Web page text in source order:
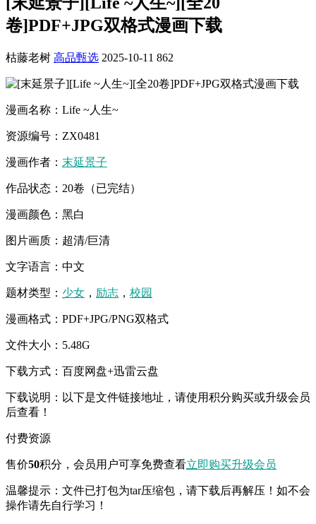
卷]PDF+JPG双格式漫画下载
枯藤老树 高品甄选 2025-10-11 862
漫画名称：Life ~人生~
资源编号：ZX0481
漫画作者： 末延景子
作品状态：20卷（已完结）
漫画颜色：黑白
图片画质：超清/巨清
文字语言：中文
题材类型： 少女 ， 励志 ， 校园
漫画格式：PDF+JPG/PNG双格式
文件大小：5.48G
下载方式：百度网盘+迅雷云盘
下载说明：以下是文件链接地址，请使用积分购买或升级会员
后查看！
付费资源
售价50积分 ，会员用户可享免费查看立即购买升级会员
温馨提示：文件已打包为tar压缩包，请下载后再解压！如不会
操作请先自行学习！